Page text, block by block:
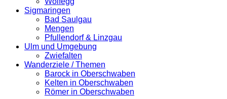
Sigmaringen
Bad Saulgau
Mengen
Pfullendorf & Linzgau
Ulm und Umgebung
Zwiefalten
Wanderziele / Themen
Barock in Oberschwaben
Kelten in Oberschwaben
Römer in Oberschwaben